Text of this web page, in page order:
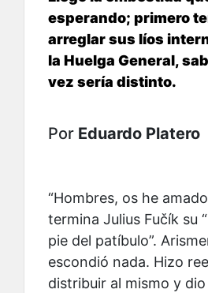
esperando; primero
arreglar sus líos
la Huelga General,
vez sería distinto.
Por Eduardo Platero
“Hombres, os he
termina Julius Fučík su
pie del patíbulo”.
escondió nada. Hizo
distribuir al mismo y